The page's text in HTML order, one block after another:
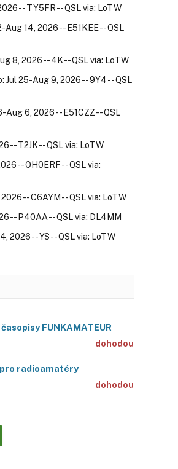
-- TY5FR -- QSL via: LoTW
Aug 14, 2026 -- E51KEE -- QSL
8, 2026 -- 4K -- QSL via: LoTW
Jul 25-Aug 9, 2026 -- 9Y4 -- QSL
Aug 6, 2026 -- E51CZZ -- QSL
-- T2JK -- QSL via: LoTW
-- OH0ERF -- QSL via:
-- C6AYM -- QSL via: LoTW
-- P40AA -- QSL via: DL4MM
2026 -- YS -- QSL via: LoTW
FUNKAMATEUR
dohodou
radioamatéry
dohodou